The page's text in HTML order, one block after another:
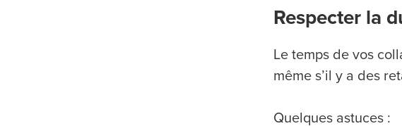
Respecter la
Le temps de vos
même s’il y a des
Quelques astuces :